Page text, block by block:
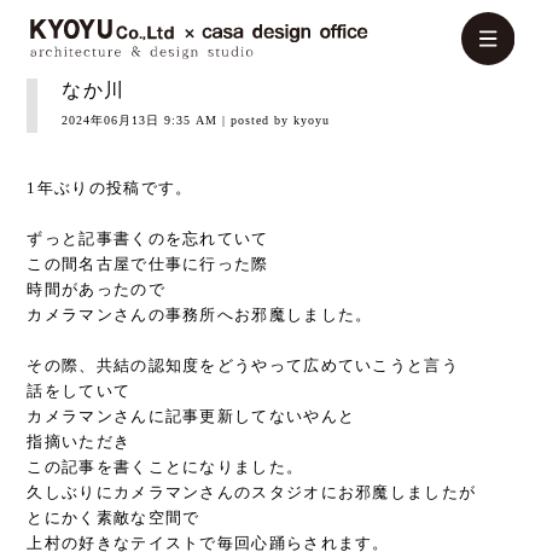
なか川
2024年06月13日 9:35 AM | posted by kyoyu
1年ぶりの投稿です。
ずっと記事書くのを忘れていて
この間名古屋で仕事に行った際
時間があったので
カメラマンさんの事務所へお邪魔しました。
その際、共結の認知度をどうやって広めていこうと言う
話をしていて
カメラマンさんに記事更新してないやんと
指摘いただき
この記事を書くことになりました。
久しぶりにカメラマンさんのスタジオにお邪魔しましたが
とにかく素敵な空間で
上村の好きなテイストで毎回心踊らされます。